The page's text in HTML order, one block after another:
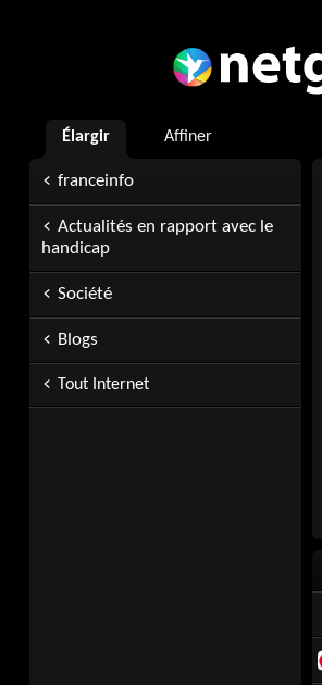
Élargir Affiner
franceinfo
Actualités en rapport avec le
handicap
Société
Blogs
Tout Internet